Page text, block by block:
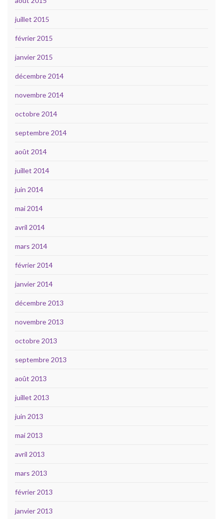
juillet 2015
février 2015
janvier 2015
décembre 2014
novembre 2014
octobre 2014
septembre 2014
août 2014
juillet 2014
juin 2014
mai 2014
avril 2014
mars 2014
février 2014
janvier 2014
décembre 2013
novembre 2013
octobre 2013
septembre 2013
août 2013
juillet 2013
juin 2013
mai 2013
avril 2013
mars 2013
février 2013
janvier 2013